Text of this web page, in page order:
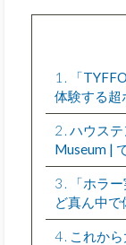
1
「
体験する超
2 ハウス
Museum |
3
「ホラ
ど真ん中
4 これか